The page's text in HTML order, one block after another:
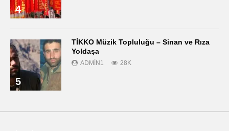
4
5
TİKKO Müzik Topluluğu – Sinan ve Rıza
Yoldaşa
ADMIN1 28K